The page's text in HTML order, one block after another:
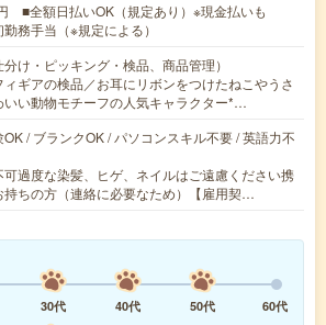
■全額日払いOK（規定あり）※現金払いも
務手当（※規定による）
け・ピッキング・検品、商品管理）
ィギアの検品／お耳にリボンをつけたねこやうさ
いい動物モチーフの人気キャラクター*…
/ ブランクOK / パソコンスキル不要 / 英語力不
可過度な染髪、ヒゲ、ネイルはご遠慮ください携
持ちの方（連絡に必要なため）【雇用契…
30代 40代 50代
60代